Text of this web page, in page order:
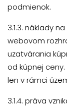
podmienok.
3.1.3. náklady
webovom
uzatvárania
od kúpnej
len v rámci
3.1.4. práva